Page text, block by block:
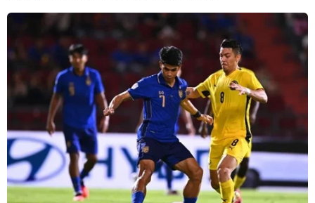
Quốc hội Mỹ vẫn bất đồng về chính sách